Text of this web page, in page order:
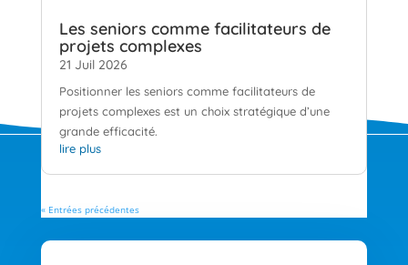
Les seniors comme facilitateurs de
projets complexes
21 Juil 2026
Positionner les seniors comme facilitateurs de
projets complexes est un choix stratégique d’une
grande efficacité.
lire plus
« Entrées précédentes